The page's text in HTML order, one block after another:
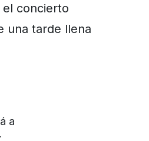
el concierto
una tarde llena
a